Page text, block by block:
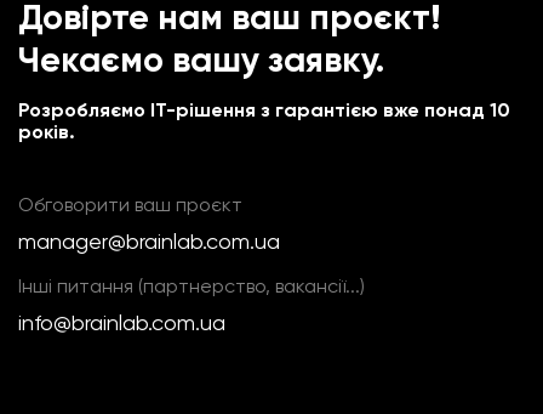
Довірте нам ваш проєкт!
Чекаємо вашу заявку.
Розробляємо IT-рішення з гарантією вже понад 10
років.
Обговорити ваш проєкт
manager@brainlab.com.ua
Інші питання (партнерство, вакансії...)
info@brainlab.com.ua